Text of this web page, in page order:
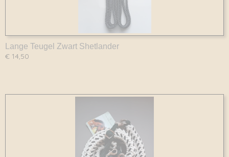
Lange Teugel Zwart Shetlander
€ 14,50